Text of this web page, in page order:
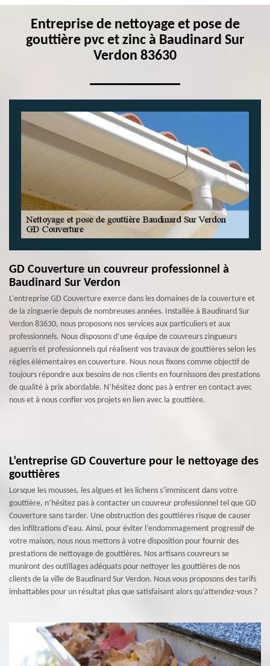
Entreprise de nettoyage et pose de
gouttière pvc et zinc à Baudinard Sur
Verdon 83630
GD Couverture un couvreur professionnel à
Baudinard Sur Verdon
L’entreprise GD Couverture exerce dans les domaines de la couverture et
de la zinguerie depuis de nombreuses années. Installée à Baudinard Sur
Verdon 83630, nous proposons nos services aux particuliers et aux
professionnels. Nous disposons d’une équipe de couvreurs zingueurs
aguerris et professionnels qui réalisent vos travaux de gouttières selon les
règles élémentaires en couverture. Nous nous fixons comme objectif de
toujours répondre aux besoins de nos clients en fournissons des prestations
de qualité à prix abordable. N’hésitez donc pas à entrer en contact avec
nous et à nous confier vos projets en lien avec la gouttière.
L’entreprise GD Couverture pour le nettoyage des
gouttières
Lorsque les mousses, les algues et les lichens s’immiscent dans votre
gouttière, n’hésitez pas à contacter un couvreur professionnel tel que GD
Couverture sans tarder. Une obstruction des gouttières risque de causer
des infiltrations d’eau. Ainsi, pour éviter l’endommagement progressif de
votre maison, nous nous mettons à votre disposition pour fournir des
prestations de nettoyage de gouttières. Nos artisans couvreurs se
muniront des outillages adéquats pour nettoyer les gouttières de nos
clients de la ville de Baudinard Sur Verdon. Nous vous proposons des tarifs
imbattables pour un résultat plus que satisfaisant alors qu’attendez-vous ?